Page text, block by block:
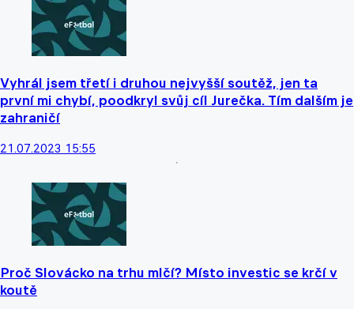
Vyhrál jsem třetí i druhou nejvyšší soutěž, jen ta
první mi chybí, poodkryl svůj cíl Jurečka. Tím dalším je
zahraničí
21.07.2023 15:55
Proč Slovácko na trhu mlčí? Místo investic se krčí v
koutě